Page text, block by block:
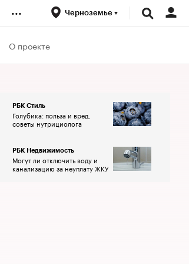
... Черноземье
О проекте
РБК Стиль
Голубика: польза и вред,
советы нутрициолога
РБК Недвижимость
Могут ли отключить воду и
канализацию за неуплату ЖКУ